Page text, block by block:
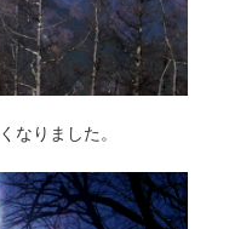
なりました。